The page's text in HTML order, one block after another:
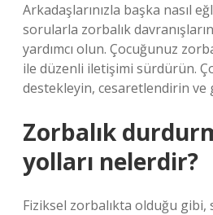
Arkadaşlarınızla başka nasıl
sorularla zorbalık
yardımcı olun. Çocuğunuz
ile düzenli iletişimi sürdürün.
destekleyin, cesaretlendirin ve
Zorbalık
yolları nelerdir?
Fiziksel zorbalıkta olduğu gibi,